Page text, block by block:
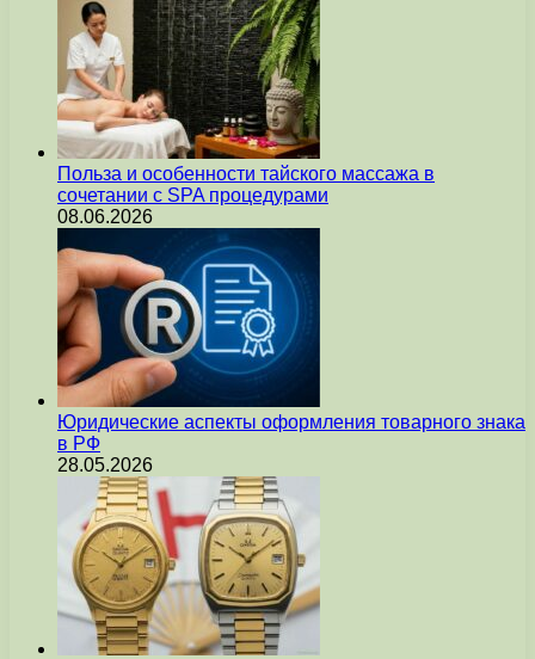
Польза и особенности тайского массажа в
сочетании с SPA процедурами
08.06.2026
Юридические аспекты оформления товарного знака
в РФ
28.05.2026